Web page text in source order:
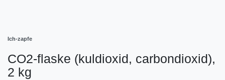
Ich-zapfe
CO2-flaske (kuldioxid, carbondioxid),
2 kg